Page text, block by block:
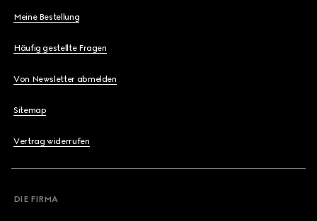
Meine Bestellung
Häufig gestellte Fragen
Von Newsletter abmelden
Sitemap
Vertrag widerrufen
DIE FIRMA